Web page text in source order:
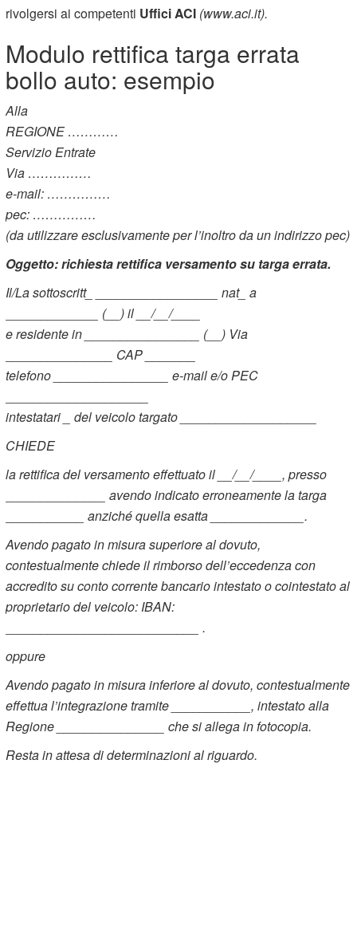
rivolgersi ai competenti Uffici ACI (www.aci.it).
Modulo rettifica targa errata
bollo auto: esempio
Alla
REGIONE …………
Servizio Entrate
Via ……………
e-mail: ……………
pec: ……………
(da utilizzare esclusivamente per l’inoltro da un indirizzo pec)
Oggetto: richiesta rettifica versamento su targa errata.
Il/La sottoscritt_ _________________ nat_ a
_____________ (__) il __/__/____
e residente in
________________ (__) Via
CAP _______
telefono ________________ e-mail e/o PEC
intestatari _ del veicolo targato ___________________
CHIEDE
la rettifica del versamento effettuato il
__/__/____ , presso
______________ avendo indicato erroneamente la targa
___________ anziché quella esatta _____________.
Avendo pagato in misura superiore al dovuto,
contestualmente chiede il rimborso dell’eccedenza con
accredito su conto corrente bancario intestato o cointestato al
proprietario del veicolo: IBAN:
___________________________ .
oppure
Avendo pagato in misura inferiore al dovuto, contestualmente
effettua l’integrazione tramite ___________, intestato alla
Regione _______________ che si allega in fotocopia.
Resta in attesa di determinazioni al riguardo.